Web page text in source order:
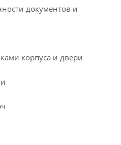
документов и
корпуса и двери